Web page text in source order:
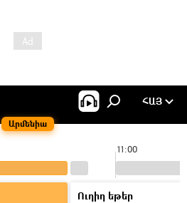
Արմենիա
ՀԱՅ
11:00
Ուղիղ եթեր